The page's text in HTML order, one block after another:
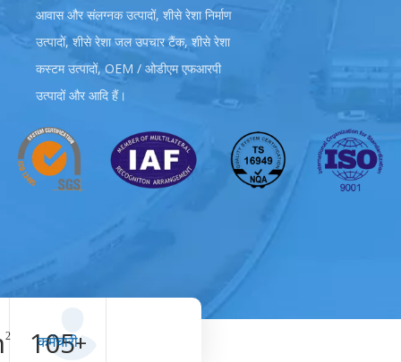
आवास और संलग्नक उत्पादों, शीसे रेशा निर्माण
उत्पादों, शीसे रेशा जल उपचार टैंक, शीसे रेशा
कस्टम उत्पादों, OEM / ओडीएम एफआरपी
उत्पादों और आदि हैं।
2 105+
कर्मचारी